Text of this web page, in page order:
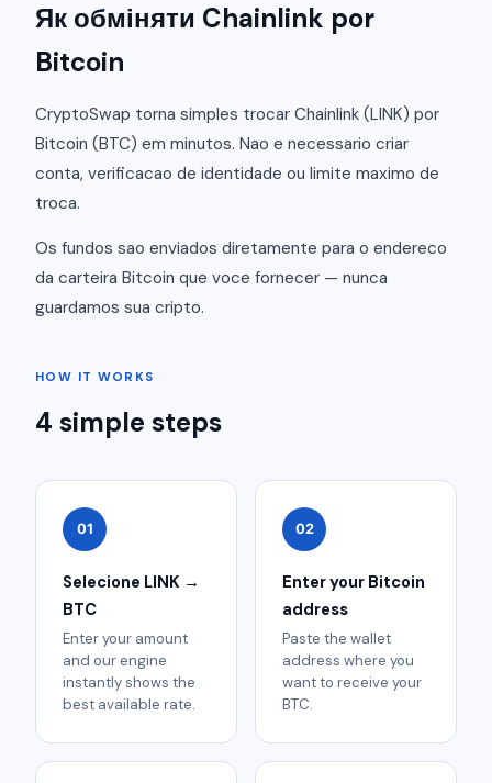
Як обміняти Chainlink por
Bitcoin
CryptoSwap torna simples trocar Chainlink (LINK) por
Bitcoin (BTC) em minutos. Nao e necessario criar
conta, verificacao de identidade ou limite maximo de
troca.
Os fundos sao enviados diretamente para o endereco
da carteira Bitcoin que voce fornecer — nunca
guardamos sua cripto.
HOW IT WORKS
4 simple steps
01
Selecione LINK →
BTC
Enter your amount
and our engine
instantly shows the
best available rate.
02
Enter your Bitcoin
address
Paste the wallet
address where you
want to receive your
BTC.